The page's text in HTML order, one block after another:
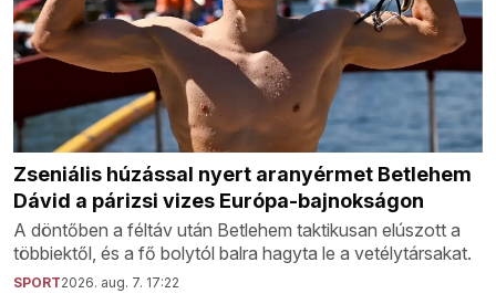
Zseniális húzással nyert aranyérmet Betlehem
Dávid a párizsi vizes Európa-bajnokságon
A döntőben a féltáv után Betlehem taktikusan elúszott a
többiektől, és a fő bolytól balra hagyta le a vetélytársakat.
SPORT2026. aug. 7. 17:22